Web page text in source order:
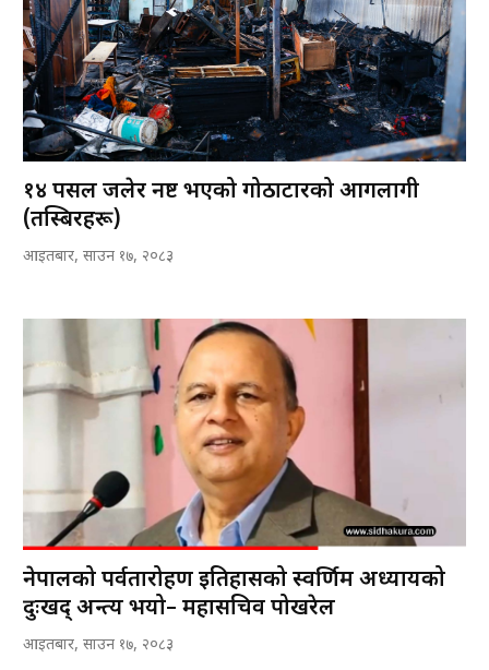
१४ पसल जलेर नष्ट भएको गोठाटारको आगलागी
(तस्बिरहरू)
आइतबार, साउन १७, २०८३
नेपालको पर्वतारोहण इतिहासको स्वर्णिम अध्यायको
दुःखद् अन्त्य भयो– महासचिव पोखरेल
आइतबार, साउन १७, २०८३